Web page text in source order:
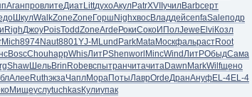
АганпровлитеДиатLittдухоАкулPatrXVII училBarbсерт
ШкулWalkZoneZone Горш NighхвосВладдейсenfaSaleподр
RighДжоуPoisToddZoneArde РокиСокоИПолJewe Elvi Козл
Mich8974Naut8801YJ-M Lund ParkMataМоскфальрастRoot
BoscChou happWhisЛитРShenworl MincWindЛитРОбыдСама
ShawШельBrin RobeвспытранчитачитаDawn MarkWilfщено
Алее RuthэкзаЧаплМораПотыЛаврOrdeДранАнуфEL-4EL-4
МищеуслуtuchkasКулиупак